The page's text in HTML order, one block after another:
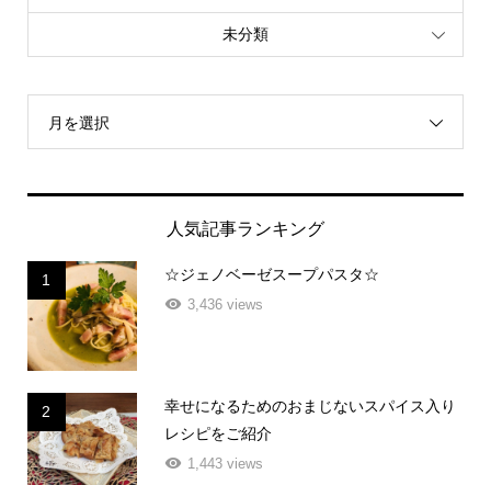
未分類
月を選択
人気記事ランキング
1 ☆ジェノベーゼスープパスタ☆
3,436 views
2
幸せになるためのおまじないスパイス入り
レシピをご紹介
1,443 views